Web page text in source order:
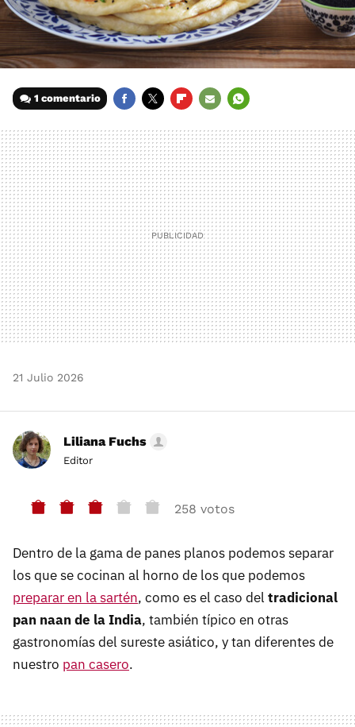
1 comentario
MAIL
21 Julio 2026
Liliana Fuchs
Editor
258 votos
Dentro de la gama de panes planos podemos separar
los que se cocinan al horno de los que podemos
preparar en la sartén, como es el caso del tradicional
pan naan de la India, también típico en otras
gastronomías del sureste asiático, y tan diferentes de
nuestro pan casero.